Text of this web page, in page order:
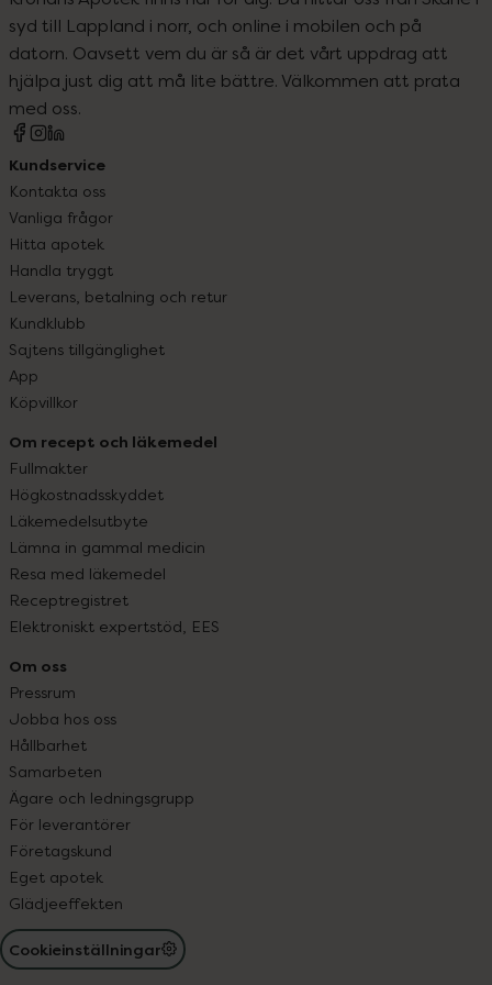
syd till Lappland i norr, och online i mobilen och på
datorn. Oavsett vem du är så är det vårt uppdrag att
hjälpa just dig att må lite bättre. Välkommen att prata
med oss.
Kundservice
Kontakta oss
Vanliga frågor
Hitta apotek
Handla tryggt
Leverans, betalning och retur
Kundklubb
Sajtens tillgänglighet
App
Köpvillkor
Om recept och läkemedel
Fullmakter
Högkostnadsskyddet
Läkemedelsutbyte
Lämna in gammal medicin
Resa med läkemedel
Receptregistret
Elektroniskt expertstöd, EES
Om oss
Pressrum
Jobba hos oss
Hållbarhet
Samarbeten
Ägare och ledningsgrupp
För leverantörer
Företagskund
Eget apotek
Glädjeeffekten
Cookieinställningar